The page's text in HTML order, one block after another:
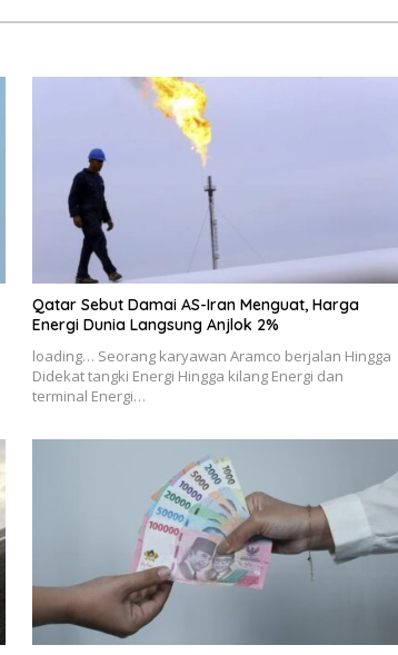
Qatar Sebut Damai AS-Iran Menguat, Harga
Energi Dunia Langsung Anjlok 2%
loading… Seorang karyawan Aramco berjalan Hingga
Didekat tangki Energi Hingga kilang Energi dan
terminal Energi…